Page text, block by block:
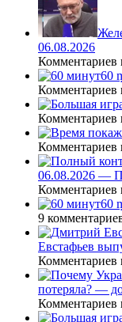
06.08.2026
Комментариев
60
Комментариев
Комментариев
Комментариев
06.08.2026 —
Комментариев
60
9
Евстафьев
Комментариев
потеряла? —
Комментариев